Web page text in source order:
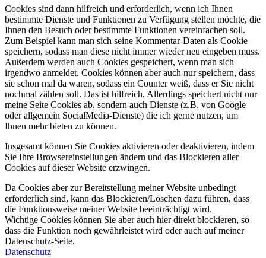
Cookies sind dann hilfreich und erforderlich, wenn ich Ihnen
bestimmte Dienste und Funktionen zu Verfügung stellen möchte, die
Ihnen den Besuch oder bestimmte Funktionen vereinfachen soll.
Zum Beispiel kann man sich seine Kommentar-Daten als Cookie
speichern, sodass man diese nicht immer wieder neu eingeben muss.
Außerdem werden auch Cookies gespeichert, wenn man sich
irgendwo anmeldet. Cookies können aber auch nur speichern, dass
sie schon mal da waren, sodass ein Counter weiß, dass er Sie nicht
nochmal zählen soll. Das ist hilfreich. Allerdings speichert nicht nur
meine Seite Cookies ab, sondern auch Dienste (z.B. von Google
oder allgemein SocialMedia-Dienste) die ich gerne nutzen, um
Ihnen mehr bieten zu können.
Insgesamt können Sie Cookies aktivieren oder deaktivieren, indem
Sie Ihre Browsereinstellungen ändern und das Blockieren aller
Cookies auf dieser Website erzwingen.
Da Cookies aber zur Bereitstellung meiner Website unbedingt
erforderlich sind, kann das Blockieren/Löschen dazu führen, dass
die Funktionsweise meiner Website beeinträchtigt wird.
Wichtige Cookies können Sie aber auch hier direkt blockieren, so
dass die Funktion noch gewährleistet wird oder auch auf meiner
Datenschutz-Seite.
Datenschutz